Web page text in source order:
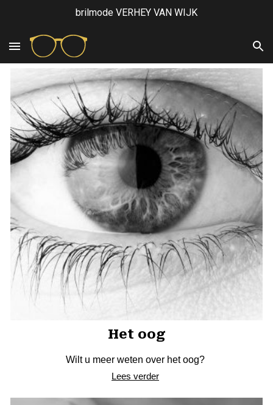
brilmode VERHEY VAN WIJK
Het oog
Wilt u meer weten over het oog?
Lees verder